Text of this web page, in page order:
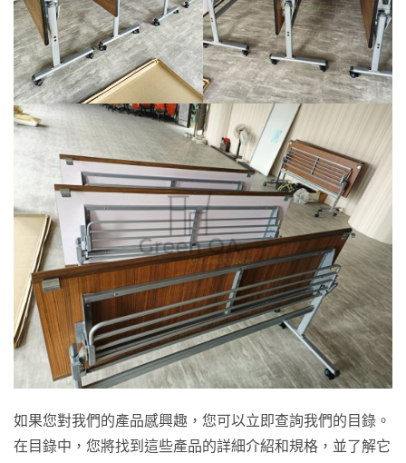
如果您對我們的產品感興趣，您可以立即查詢我們的目錄。
在目錄中，您將找到這些產品的詳細介紹和規格，並了解它